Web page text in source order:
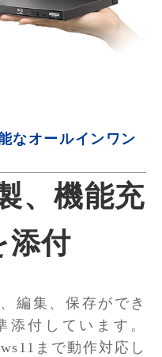
なオールインワン
、機能充
添付
編集、保存ができ
添付しています。
まで動作対応し